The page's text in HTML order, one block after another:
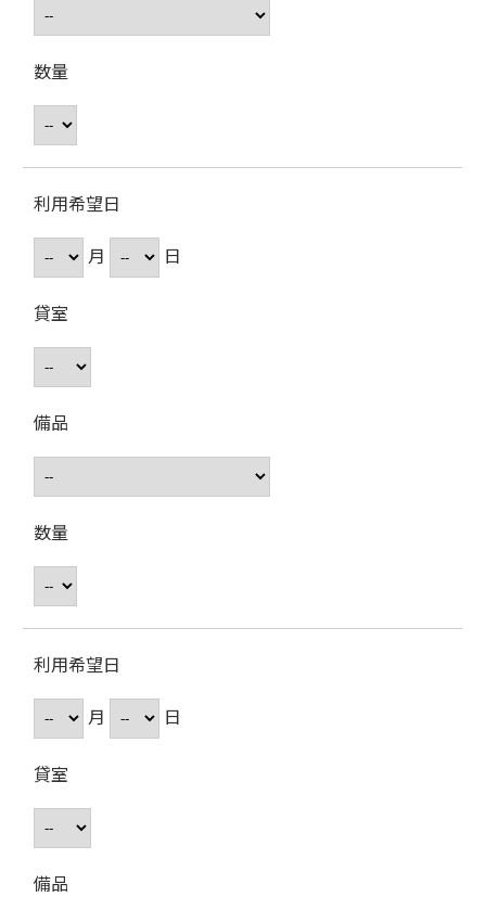
数量
利用希望日
月
日
貸室
備品
数量
利用希望日
月
日
貸室
備品